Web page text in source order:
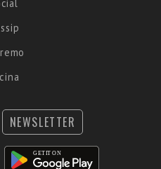
NEWSLETTER